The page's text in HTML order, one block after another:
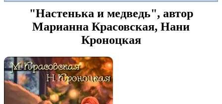
"Настенька и медведь", автор
Марианна Красовская, Нани
Кроноцкая